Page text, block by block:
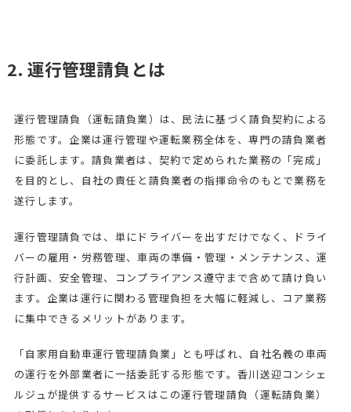
2. 運行管理請負とは
運行管理請負（運転請負業）は、民法に基づく請負契約による
形態です。企業は運行管理や運転業務全体を、専門の請負業者
に委託します。請負業者は、契約で定められた業務の「完成」
を目的とし、自社の責任と請負業者の指揮命令のもとで業務を
遂行します。
運行管理請負では、単にドライバーを出すだけでなく、ドライ
バーの雇用・労務管理、車両の準備・管理・メンテナンス、運
行計画、安全管理、コンプライアンス遵守まで含めて請け負い
ます。企業は運行に関わる管理負担を大幅に軽減し、コア業務
に集中できるメリットがあります。
「自家用自動車運行管理請負業」とも呼ばれ、自社名義の車両
の運行を外部業者に一括委託する形態です。香川送迎コンシェ
ルジュが提供するサービスはこの運行管理請負（運転請負業）